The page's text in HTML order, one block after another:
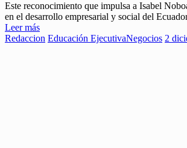
Este reconocimiento que impulsa a Isabel
en el desarrollo empresarial y social del
Leer más
Redaccion Educación EjecutivaNegocios 2